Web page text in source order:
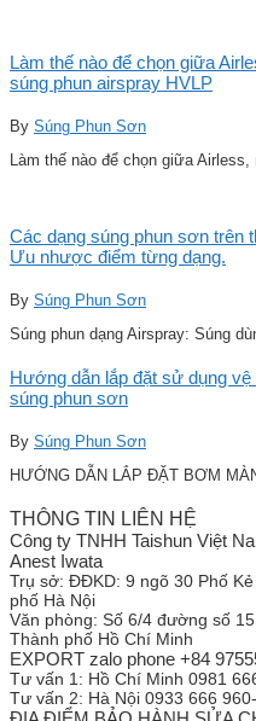
Làm thế nào để chọn giữa
súng phun airspray HVLP
By Súng Phun Sơn
Làm thế nào để chọn giữa Airless,
Các dạng súng phun sơn trên
Ưu nhược điểm từng dạng.
By Súng Phun Sơn
Súng phun dạng Airspray: Súng
Hướng dẫn lắp đặt sử dụng
súng phun sơn
By Súng Phun Sơn
HƯỚNG DẪN LẮP ĐẶT BƠM
THÔNG TIN LIÊN HỆ
Công ty TNHH Taishun Việt
Anest Iwata
Trụ sở: ĐĐKD: 9 ngõ 30 Phố
phố Hà Nội
Văn phòng: Số 6/4 đường số
Thành phố Hồ Chí Minh
EXPORT zalo phone +84
Tư vấn 1: Hồ Chí Minh 0981
Tư vấn 2: Hà Nội 0933 666